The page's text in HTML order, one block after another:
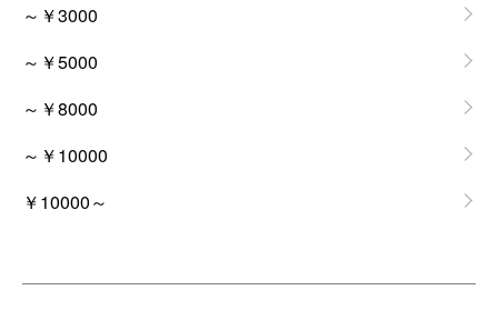
～￥3000
～￥5000
～￥8000
～￥10000
￥10000～